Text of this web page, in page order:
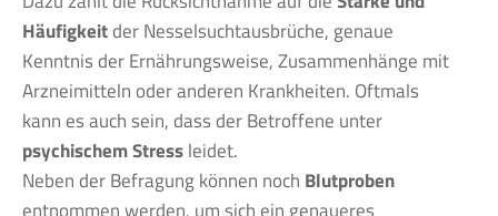
Häufigkeitder Nesselsuchtausbrüche, genaue
Kenntnis der Ernährungsweise, Zusammenhänge mit
Arzneimitteln oder anderen Krankheiten. Oftmals
kann es auch sein, dass der Betroffene unter
psychischem Stressleidet.
Neben der Befragung können noch Blutproben
entnommen werden, um sich ein genaueres